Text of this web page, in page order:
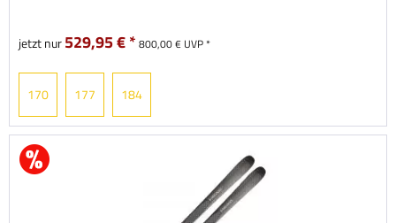
jetzt nur529,95 € * 800,00 € UVP *
170 177 184